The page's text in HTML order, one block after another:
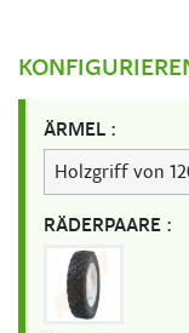
ÄRMEL :
RÄDERPAARE :